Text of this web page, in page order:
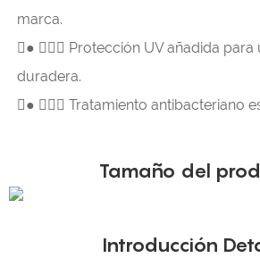
marca.
●  Protección UV añadida para
duradera.
●  Tratamiento antibacteriano
Tamaño del
Introducción